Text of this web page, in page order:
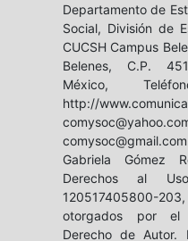
Departamento de
Social, División de
CUCSH Campus
Belenes, C.P.
México,
http://
Gabriela Gómez
Derechos al
120517405800-
otorgados por el
Derecho de Autor.